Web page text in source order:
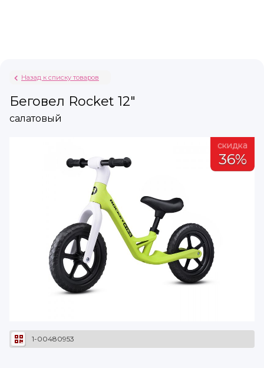
Назад к списку товаров
Беговел Rocket 12"
салатовый
скидка
36%
1-00480953